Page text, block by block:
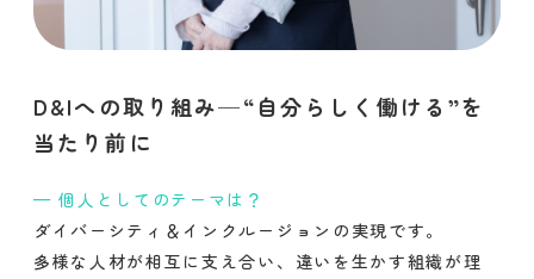
D&Iへの取り組み─“自分らしく働ける”を
当たり前に
個人としてのテーマは？
ダイバーシティ＆インクルージョンの実現です。
多様な人材が相互に支え合い、違いを生かす組織が理